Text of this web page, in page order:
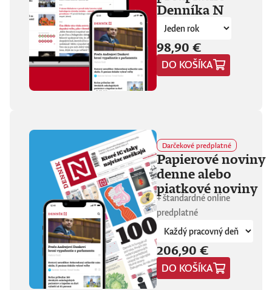
fanúšikovia aj
kritika dávajú palec
hore. Hrá pred
tisíckami ľudí na
festivaloch, vo
vypredaných sálach
aj v malých
punkových
ľudia, ktorí sa
predtým nepoznali,
vedú intenzívny
dialóg o hudbe a
stave sveta. V
štrnástich
tematicky
zameraných
kapitolách príde
okrem iného reč na
punk, trap,
rock’n’roll, Beatles,
Sex Pistols,
Dostojevského,
Hegela, Boha, GG
Denníka N
98,90 €
DO KOŠÍKA
Darčekové predplatné
Papierové noviny
denne alebo
piatkové noviny
+ štandardné online
predplatné
206,90 €
DO KOŠÍKA